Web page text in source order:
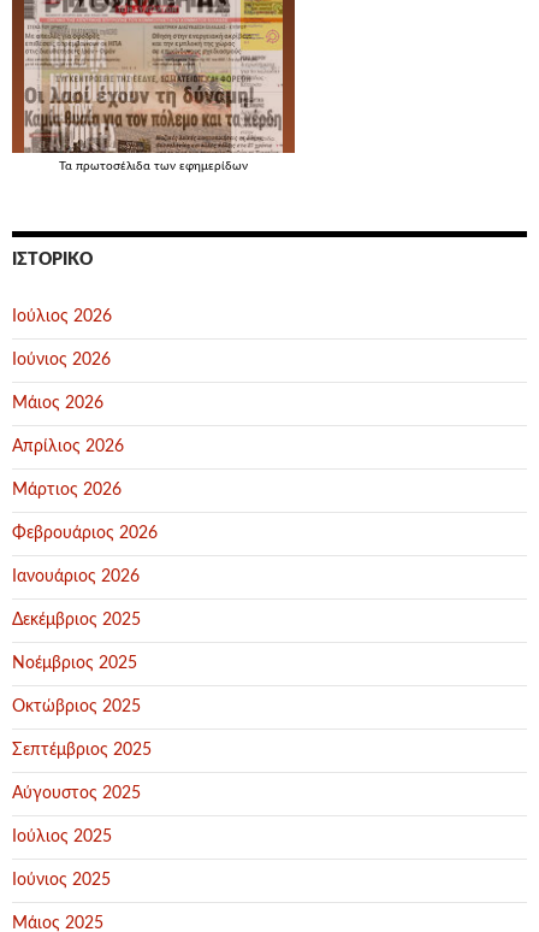
Τα πρωτοσέλιδα των εφημερίδων
ΙΣΤΟΡΙΚΌ
Ιούλιος 2026
Ιούνιος 2026
Μάιος 2026
Απρίλιος 2026
Μάρτιος 2026
Φεβρουάριος 2026
Ιανουάριος 2026
Δεκέμβριος 2025
Νοέμβριος 2025
Οκτώβριος 2025
Σεπτέμβριος 2025
Αύγουστος 2025
Ιούλιος 2025
Ιούνιος 2025
Μάιος 2025